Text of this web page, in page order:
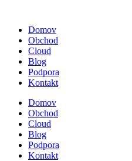
Domov
Obchod
Cloud
Blog
Podpora
Kontakt
Domov
Obchod
Cloud
Blog
Podpora
Kontakt